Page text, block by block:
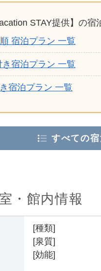
STAY提供】の宿
宿泊プラン 一覧
宿泊プラン 一覧
宿泊プラン 一覧
すべての
・館内情報
[種類]
[泉質]
[効能]